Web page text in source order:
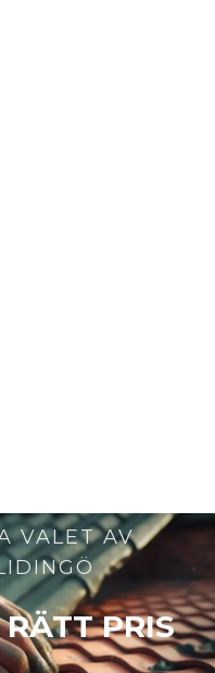
VALET AV
PRIS